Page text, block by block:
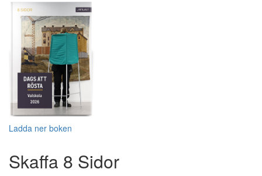
Ladda ner boken
Skaffa 8 Sidor